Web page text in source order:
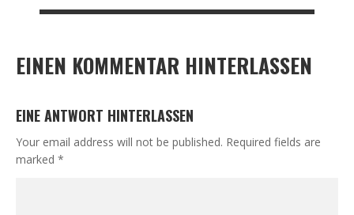
EINEN KOMMENTAR HINTERLASSEN
EINE ANTWORT HINTERLASSEN
Your email address will not be published. Required fields are
marked *